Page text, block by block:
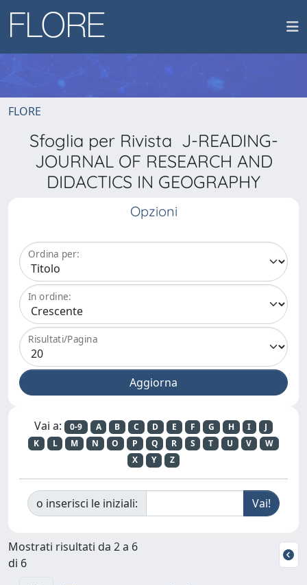
FLORE
Sfoglia per Rivista J-READING-
JOURNAL OF RESEARCH AND
DIDACTICS IN GEOGRAPHY
Opzioni
Ordina per:
In ordine:
Risultati/Pagina
Vai a: 0-9 A B C D E F G H I
J
K
L M N O P Q R S T U V
W
X
Y Z
o inserisci le iniziali:
Mostrati risultati da 2 a 6
di 6